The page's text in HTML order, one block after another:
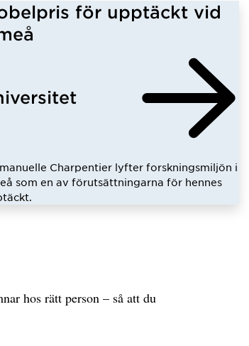
för upptäckt vid
Charpentier lyfter forskningsmiljön i
som en av förutsättningarna för hennes
hos rätt person – så att du